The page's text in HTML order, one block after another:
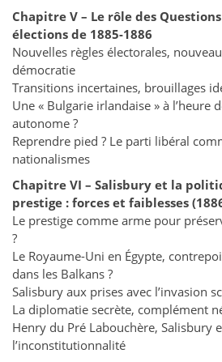
Chapitre V – Le rôle des
élections de 1885-1886
Nouvelles règles électorales,
démocratie
Transitions incertaines, brouillages
Une « Bulgarie irlandaise » à l’heure
autonome ?
Reprendre pied ? Le parti libéral
nationalismes
Chapitre VI – Salisbury et la
prestige : forces et faiblesses
Le prestige comme arme pour
?
Le Royaume-Uni en Égypte,
dans les Balkans ?
Salisbury aux prises avec l’invasion
La diplomatie secrète, complément
Henry du Pré Labouchère, Salisbury
l’inconstitutionnalité